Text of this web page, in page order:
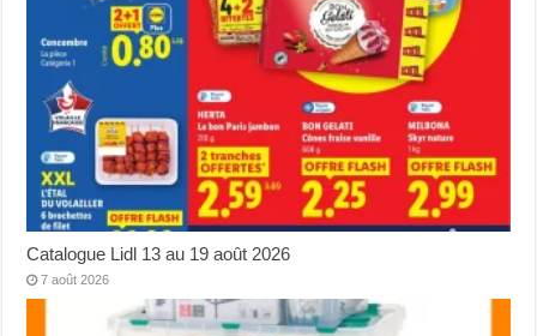
Catalogue Lidl 13 au 19 août 2026
7 août 2026